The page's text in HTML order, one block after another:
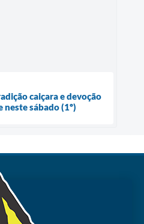
caiçara e devoção
neste sábado (1º)